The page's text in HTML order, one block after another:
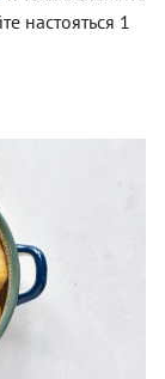
настояться 1